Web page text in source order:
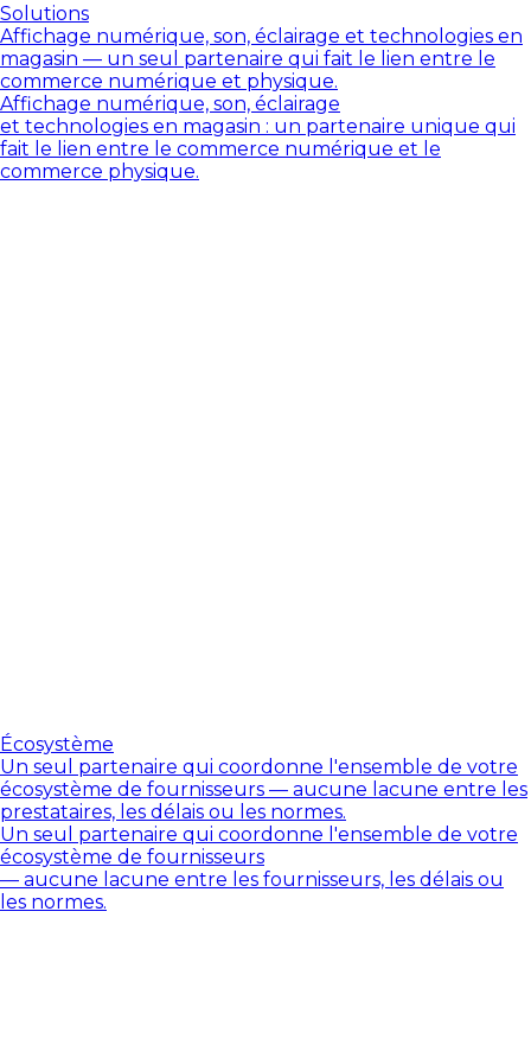
Solutions
Affichage numérique, son, éclairage et technologies en
magasin — un seul partenaire qui fait le lien entre le
commerce numérique et physique.
Affichage numérique, son, éclairage
et technologies en magasin : un partenaire unique qui
fait le lien entre le commerce numérique et le
commerce physique.
Écosystème
Un seul partenaire qui coordonne l'ensemble de votre
écosystème de fournisseurs — aucune lacune entre les
prestataires, les délais ou les normes.
Un seul partenaire qui coordonne l'ensemble de votre
écosystème de fournisseurs
— aucune lacune entre les fournisseurs, les délais ou
les normes.